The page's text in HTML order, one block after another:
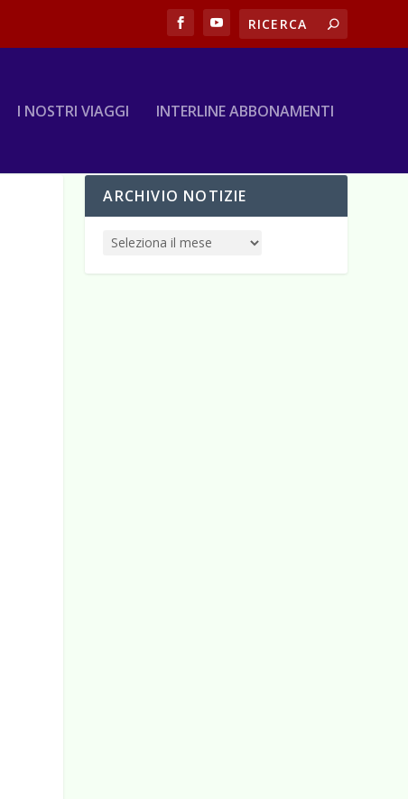
I NOSTRI VIAGGI INTERLINE ABBONAMENTI
ARCHIVIO NOTIZIE